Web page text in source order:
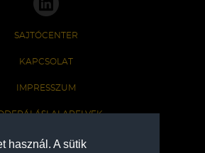
használ. A sütik
SAJTÓCENTER
KAPCSOLAT
IMPRESSZUM
ALAPELVEK
TÁJÉKOZTATÓ